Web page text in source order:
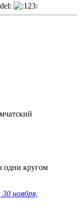
одни кругом
ноября,